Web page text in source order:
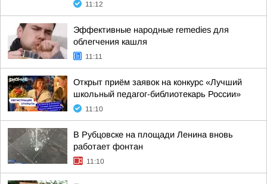
11:12
Эффективные народные remedies для
облегчения кашля
11:11
Открыт приём заявок на конкурс «Лучший
школьный педагог-библиотекарь России»
11:10
В Рубцовске на площади Ленина вновь
работает фонтан
11:10